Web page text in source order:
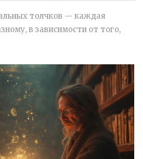
толчков — каждая
в зависимости от того,